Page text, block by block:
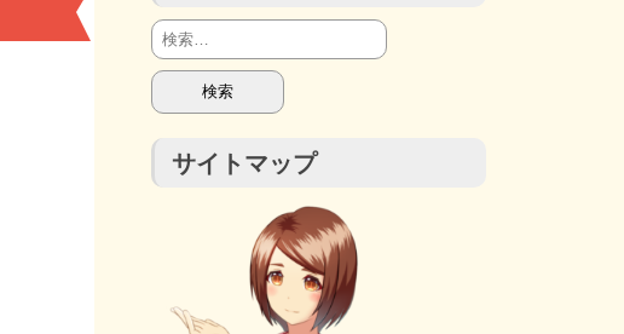
検
索:
サイトマップ